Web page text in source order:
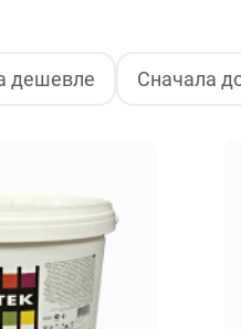
дешевле Сначала